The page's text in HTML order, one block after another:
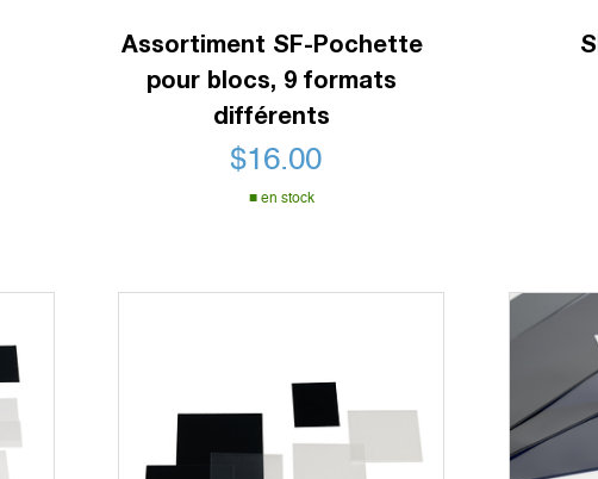
Assortiment SF-Pochette
pour blocs, 9 formats
différents
$16.00
en stock